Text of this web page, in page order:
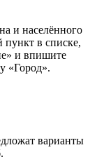
и населённого
в списке,
и впишите
«Город».
варианты